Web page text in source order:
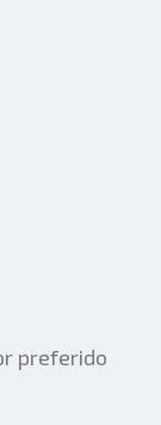
preferido